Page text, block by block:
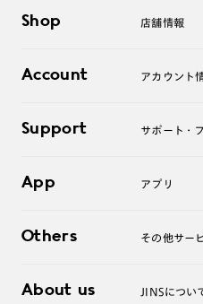
サングラス
コンタクトレンズ
アクセサリー
Shop 店舗情報
オンラインショップ
Account アカウント
ログアウト
Support サポート・
よくあるご質問
お問い合わせ
App アプリ
Others その他サー
レンズ交換
About us JINSについ